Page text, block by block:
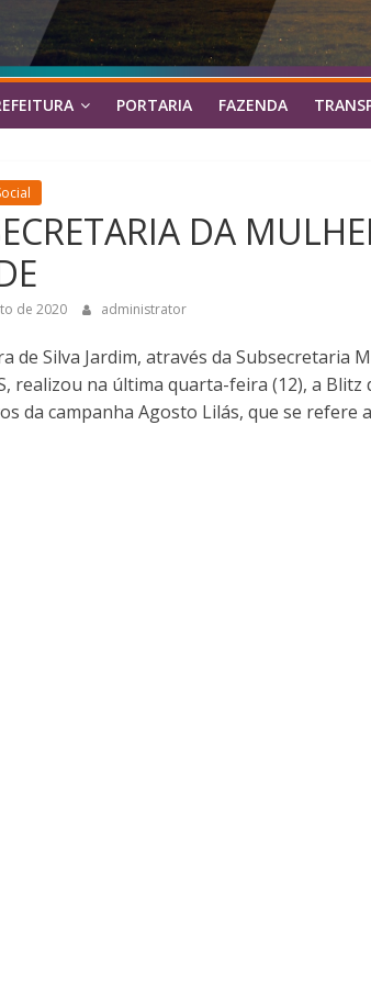
PORTARIA FAZENDA
DA
de 2020 administrator
de Silva Jardim, através da Subsecretaria
realizou na última quarta-feira (12), a
da campanha Agosto Lilás, que se refere